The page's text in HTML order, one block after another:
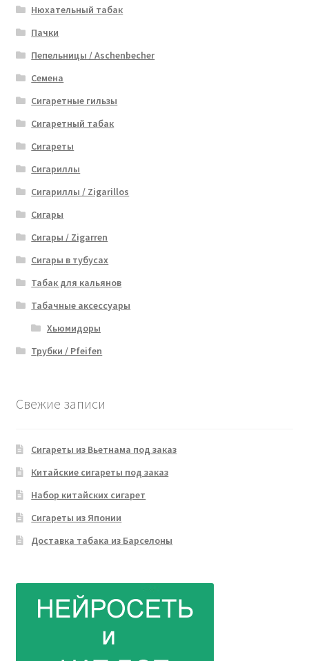
Нюхательный табак
Пачки
Пепельницы / Aschenbecher
Семена
Сигаретные гильзы
Сигаретный табак
Сигареты
Сигариллы
Сигариллы / Zigarillos
Сигары
Сигары / Zigarren
Сигары в тубусах
Табак для кальянов
Табачные аксессуары
Хьюмидоры
Трубки / Pfeifen
Свежие записи
Сигареты из Вьетнама под заказ
Китайские сигареты под заказ
Набор китайских сигарет
Сигареты из Японии
Доставка табака из Барселоны